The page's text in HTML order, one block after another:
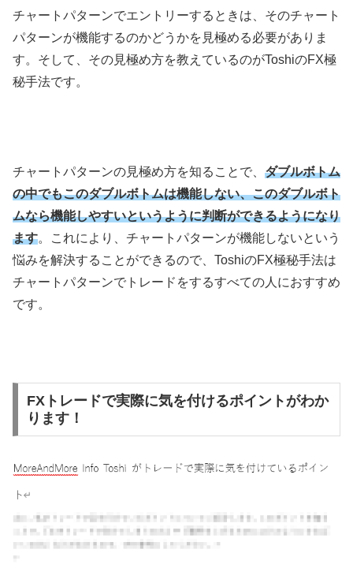
チャートパターンでエントリーするときは、そのチャート
パターンが機能するのかどうかを見極める必要がありま
す。そして、その見極め方を教えているのがToshiのFX極
秘手法です。
チャートパターンの見極め方を知ることで、 ダブルボトム
の中でもこのダブルボトムは機能しない、このダブルボト
ムなら機能しやすいというように判断ができるようになり
ます。これにより、チャートパターンが機能しないという
悩みを解決することができるので、 ToshiのFX極秘手法は
チャートパターンでトレードをするすべての人におすすめ
です。
FXトレードで実際に気を付けるポイントがわか
ります！